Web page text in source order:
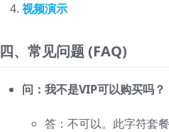
视频演示
四、常见问题 (FAQ)
问：我不是VIP可以购买吗？
答：不可以。此字符套